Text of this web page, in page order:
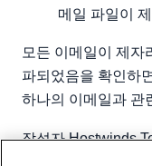
메일 파일이
모든 이메일이 제자
파되었음을 확인하
하나의 이메일과 관
작성자 Hostwinds